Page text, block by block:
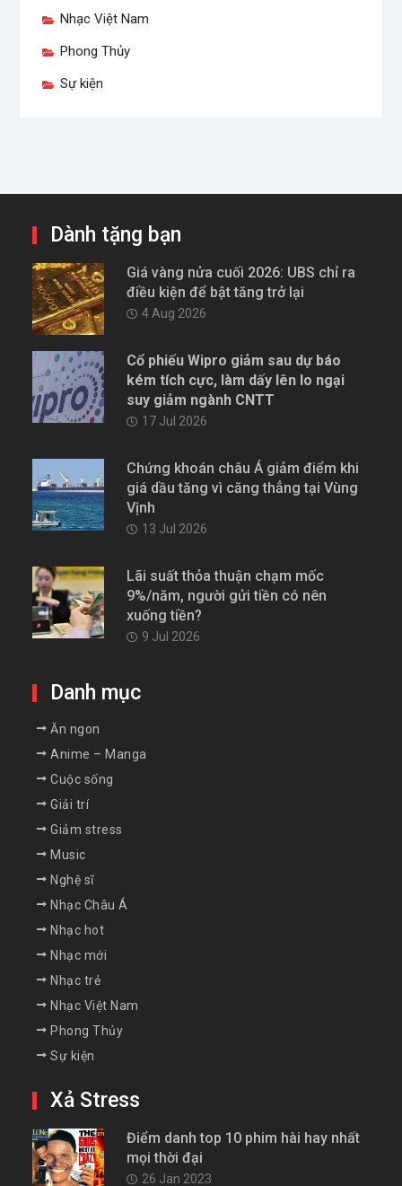
Nhạc Việt Nam
Phong Thủy
Sự kiện
Dành tặng bạn
Giá vàng nửa cuối 2026: UBS chỉ ra
điều kiện để bật tăng trở lại
4 Aug 2026
Cổ phiếu Wipro giảm sau dự báo
kém tích cực, làm dấy lên lo ngại
suy giảm ngành CNTT
17 Jul 2026
Chứng khoán châu Á giảm điểm khi
giá dầu tăng vì căng thẳng tại Vùng
Vịnh
13 Jul 2026
Lãi suất thỏa thuận chạm mốc
9%/năm, người gửi tiền có nên
xuống tiền?
9 Jul 2026
Danh mục
Ăn ngon
Anime – Manga
Cuộc sống
Giải trí
Giảm stress
Music
Nghệ sĩ
Nhạc Châu Á
Nhạc hot
Nhạc mới
Nhạc trẻ
Nhạc Việt Nam
Phong Thủy
Sự kiện
Xả Stress
Điểm danh top 10 phim hài hay nhất
mọi thời đại
26 Jan 2023